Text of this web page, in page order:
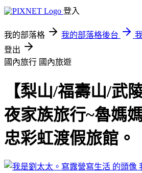
登入
我的部落格 我的部落格後台
登出
國內旅行 國內旅遊
【梨山/福壽山/武
夜家族旅行~魯媽
忠彩虹渡假旅館。